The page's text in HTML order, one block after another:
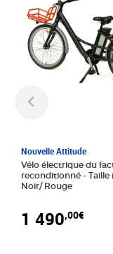
Nouvelle Attitude
Vélo électrique du
reconditionné - Taille normale -
Noir/ Rouge
1 490,00€